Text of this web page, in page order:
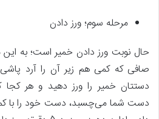
مرحله سوم؛ ورز دادن
حال نوبت ورز دادن خمیر است؛ به این
صافی که کمی هم زیر آن را آرد پاشی
دستتان خمیر را ورز دهید و هر
دست شما می‌چسبد، دست خود را با